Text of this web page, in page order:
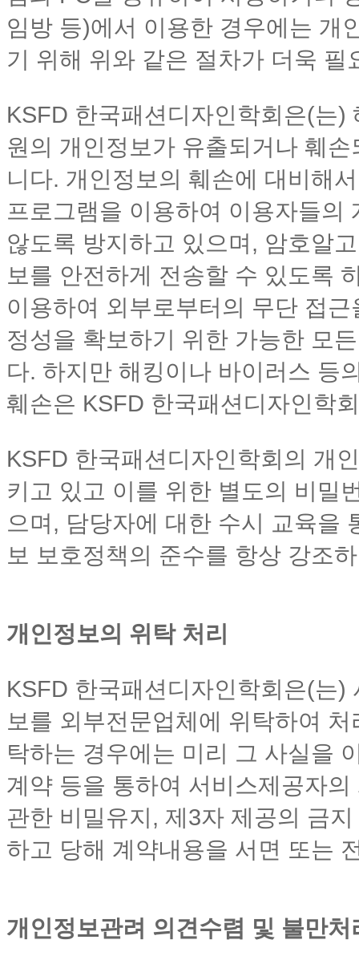
임방 등)에서 이용한 경우에는 개
기 위해 위와 같은 절차가 더욱 필
KSFD 한국패션디자인학회은(는
원의 개인정보가 유출되거나 훼
니다. 개인정보의 훼손에 대비해
프로그램을 이용하여 이용자들의
않도록 방지하고 있으며, 암호알
보를 안전하게 전송할 수 있도록
이용하여 외부로부터의 무단 접
정성을 확보하기 위한 가능한 모
다. 하지만 해킹이나 바이러스 등
훼손은 KSFD 한국패션디자인학
KSFD 한국패션디자인학회의 개
키고 있고 이를 위한 별도의 비밀
으며, 담당자에 대한 수시 교육을
보 보호정책의 준수를 항상 강조
개인정보의 위탁 처리
KSFD 한국패션디자인학회은(는
보를 외부전문업체에 위탁하여
탁하는 경우에는 미리 그 사실을
계약 등을 통하여 서비스제공자
관한 비밀유지, 제3자 제공의 금
하고 당해 계약내용을 서면 또는
개인정보관려 의견수렴 및 불만